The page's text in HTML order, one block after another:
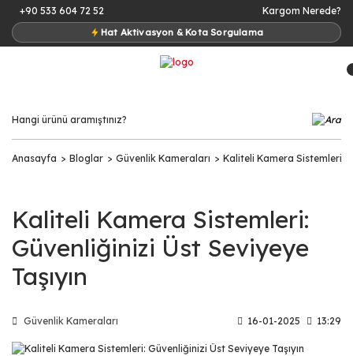
+90 533 604 72 52
Hat Aktivasyon & Kota Sorgulama
Kargom Nerede?
Anasayfa Bloglar Güvenlik Kameraları Kaliteli Kamera Sistemleri:
Kaliteli Kamera Sistemleri:
Güvenliğinizi Üst Seviyeye
Taşıyın
Güvenlik Kameraları 16-01-2025 13:29